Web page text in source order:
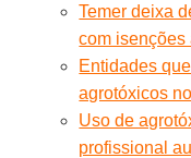
Temer deixa
com isenções
Entidades
agrotóxicos
Uso de
profissional